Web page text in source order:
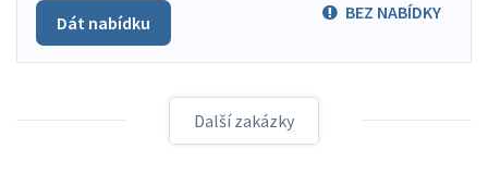
BEZ NABÍDKY
Dát nabídku
Další zakázky